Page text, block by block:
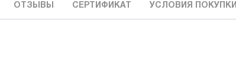
ОТЗЫВЫ СЕРТИФИКАТ УСЛОВИЯ ПОКУПКИ